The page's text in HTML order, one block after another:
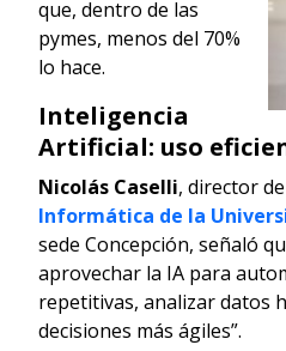
que, dentro de las
pymes, menos del 70%
lo hace.
Inteligencia
Artificial: uso
Nicolás Caselli, director de
Informática de la
sede Concepción, señaló
aprovechar la IA para
repetitivas, analizar datos
decisiones más ágiles”.